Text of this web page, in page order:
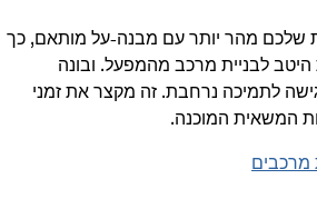
שלכם מהר יותר עם מבנה-על מותאם, כך
היטב לבניית מרכב מהמפעל. ובונה
לתמיכה נרחבת. זה מקצר את זמני
המשאית המוכנה.
מרכבים